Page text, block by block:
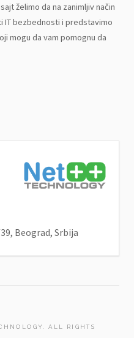
želimo da na zanimljiv način
IT bezbednosti i predstavimo
mogu da vam pomognu da
Beograd, Srbija
ALL RIGHTS